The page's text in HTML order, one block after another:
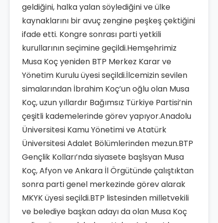
geldiğini, halka yalan söylediğini ve ülke
kaynaklarını bir avuç zengine peşkeş çektiğini
ifade etti. Kongre sonrası parti yetkili
kurullarının seçimine geçildi.Hemşehrimiz
Musa Koç yeniden BTP Merkez Karar ve
Yönetim Kurulu üyesi seçildi.İlcemizin sevilen
simalarından İbrahim Koç’un oğlu olan Musa
Koç, uzun yıllardır Bağımsız Türkiye Partisi’nin
çeşitli kademelerinde görev yapıyor.Anadolu
Üniversitesi Kamu Yönetimi ve Atatürk
Üniversitesi Adalet Bölümlerinden mezun.BTP
Gençlik Kolları’nda siyasete başlsyan Musa
Koç, Afyon ve Ankara İl Örgütünde çalıştıktan
sonra parti genel merkezinde görev alarak
MKYK üyesi seçildi.BTP listesinden milletvekili
ve belediye başkan adayı da olan Musa Koç